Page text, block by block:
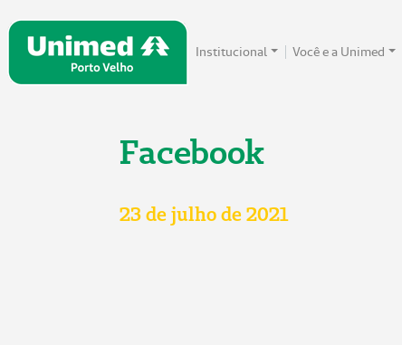
Institucional Você e a Unimed
Facebook
23 de julho de 2021